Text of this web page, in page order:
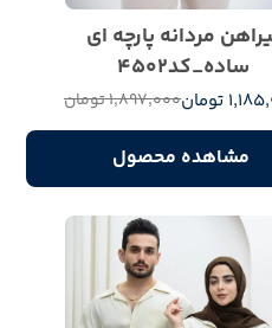
مردانه پارچه ای
ساده_کد4502
تومان 1,897,000 تومان
مشاهده محصول